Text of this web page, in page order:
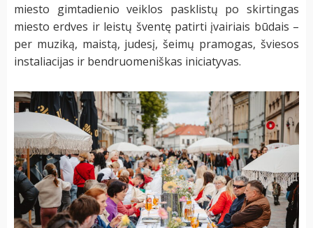
miesto gimtadienio veiklos pasklistų po skirtingas
miesto erdves ir leistų šventę patirti įvairiais būdais –
per muziką, maistą, judesį, šeimų pramogas, šviesos
instaliacijas ir bendruomeniškas iniciatyvas.